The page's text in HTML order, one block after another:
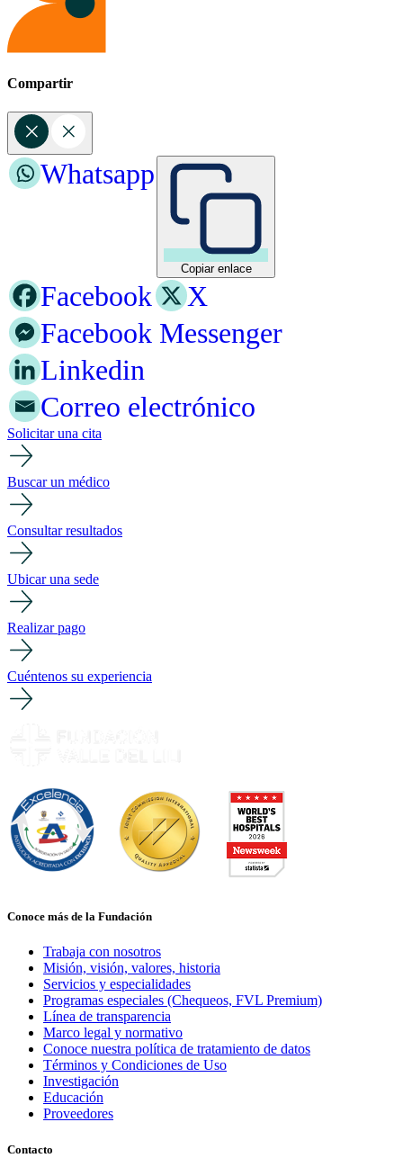
Compartir
Copiar enlace
Whatsapp
Facebook
X
Facebook Messenger
Linkedin
Correo electrónico
Solicitar una cita
Buscar un médico
Consultar resultados
Ubicar una sede
Realizar pago
Cuéntenos su experiencia
Conoce más de la Fundación
Trabaja con nosotros
Misión, visión, valores, historia
Servicios y especialidades
Programas especiales (Chequeos, FVL Premium)
Línea de transparencia
Marco legal y normativo
Conoce nuestra política de tratamiento de datos
Términos y Condiciones de Uso
Investigación
Educación
Proveedores
Contacto